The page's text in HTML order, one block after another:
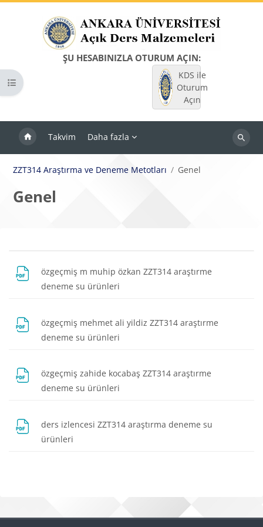
ŞU HESABINIZLA OTURUM AÇIN:
KDS ile
Oturum
Açın
Takvim Daha fazla
Dersleri
Kurs dizinini aç
ZZT314 Araştırma ve Deneme Metotları Genel
Genel
Bloklar
Bölüm anahatları
özgeçmiş m muhip özkan ZZT314 araştırme
deneme su ürünleri
özgeçmiş mehmet ali yildiz ZZT314 araştırme
deneme su ürünleri
özgeçmiş zahide kocabaş ZZT314 araştırme
deneme su ürünleri
ders izlencesi ZZT314 araştırma deneme su
ürünleri